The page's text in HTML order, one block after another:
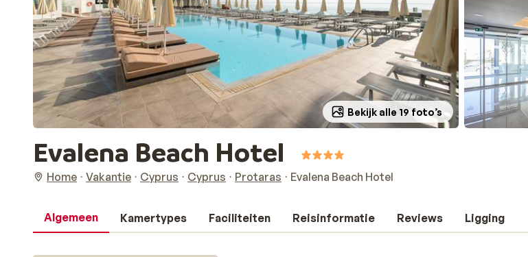
Bekijk alle 19 foto’s
Evalena Beach Hotel
Home Vakantie Cyprus Cyprus Protaras Evalena Beach Hotel
Algemeen Kamertypes Faciliteiten Reisinformatie Reviews Ligging